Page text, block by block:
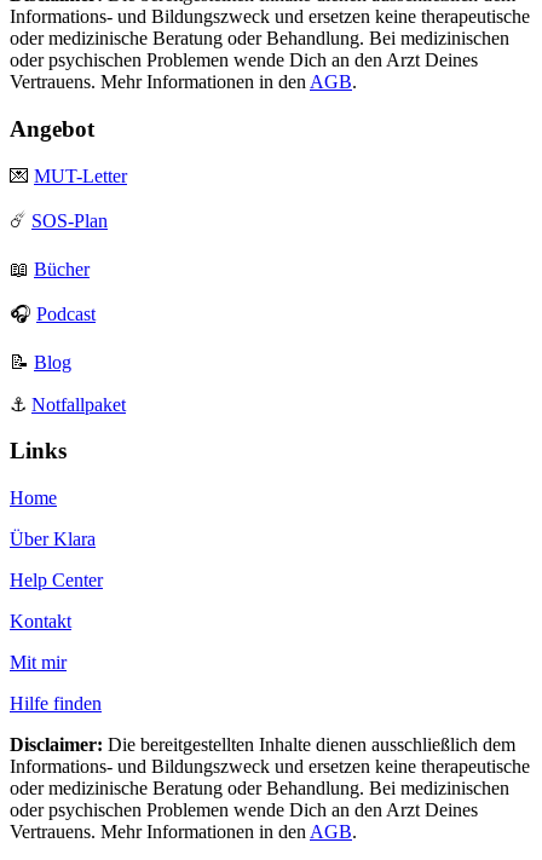
Informations- und Bildungszweck und ersetzen keine therapeutische
oder medizinische Beratung oder Behandlung. Bei medizinischen
oder psychischen Problemen wende Dich an den Arzt Deines
Vertrauens. Mehr Informationen in den AGB.
Angebot
💌 MUT-Letter
☄️ SOS-Plan
📖 Bücher
🎧 Podcast
📝 Blog
⚓️ Notfallpaket
Links
Home
Über Klara
Help Center
Kontakt
Mit mir
Hilfe finden
Disclaimer: Die bereitgestellten Inhalte dienen ausschließlich dem
Informations- und Bildungszweck und ersetzen keine therapeutische
oder medizinische Beratung oder Behandlung. Bei medizinischen
oder psychischen Problemen wende Dich an den Arzt Deines
Vertrauens. Mehr Informationen in den AGB.